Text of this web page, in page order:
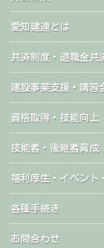
愛知建連とは
共済制度・退職金共
建設事業支援・講習
資格取得・技能向上
技能者・後継者育成
福利厚生・イベント
各種手続き
お問合わせ